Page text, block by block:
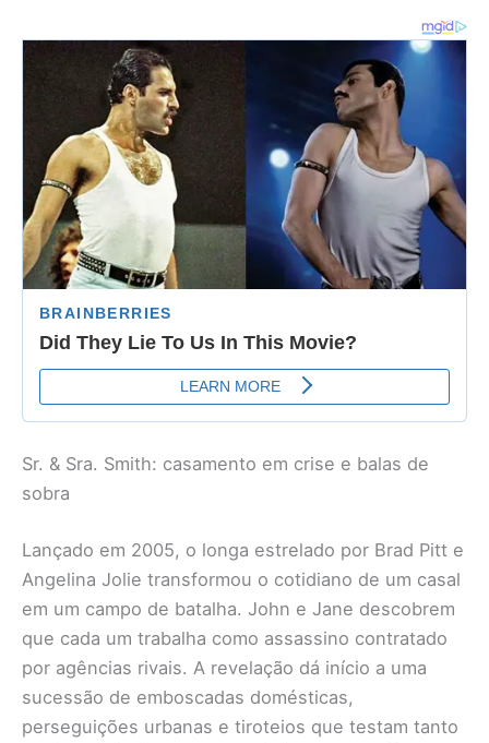
Sr. & Sra. Smith: casamento em crise e balas de
sobra
Lançado em 2005, o longa estrelado por Brad Pitt e
Angelina Jolie transformou o cotidiano de um casal
em um campo de batalha. John e Jane descobrem
que cada um trabalha como assassino contratado
por agências rivais. A revelação dá início a uma
sucessão de emboscadas domésticas,
perseguições urbanas e tiroteios que testam tanto